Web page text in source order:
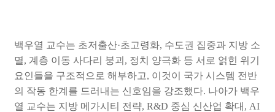
백우열 교수는 초저출산·초고령화, 수도권 집중과 지방 소
멸, 계층 이동 사다리 붕괴 , 정치 양극화 등 서로 얽힌 위기
요인들을 구조적으로 해부하고, 이것이 국가 시스템 전반
의 작동 한계를 드러내는 신호임을 강조했다. 나아가 백우
열 교수는 지방 메가시티 전략, R&D 중심 신산업 확대 , AI